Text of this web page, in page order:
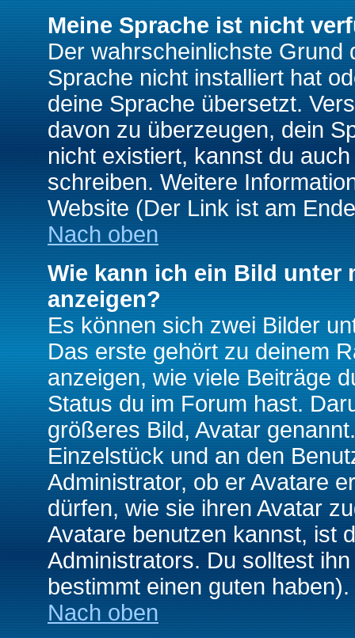
Meine Sprache ist nicht
Der wahrscheinlichste Grund
Sprache nicht installiert hat
deine Sprache übersetzt.
davon zu überzeugen, dein
nicht existiert, kannst du
schreiben. Weitere
Website (Der Link ist am
Nach oben
Wie kann ich ein Bild unter
anzeigen?
Es können sich zwei Bilder
Das erste gehört zu deinem
anzeigen, wie viele Beiträge
Status du im Forum hast.
größeres Bild, Avatar
Einzelstück und an den
Administrator, ob er Avatare
dürfen, wie sie ihren Avatar
Avatare benutzen kannst, ist
Administrators. Du solltest
bestimmt einen guten haben).
Nach oben